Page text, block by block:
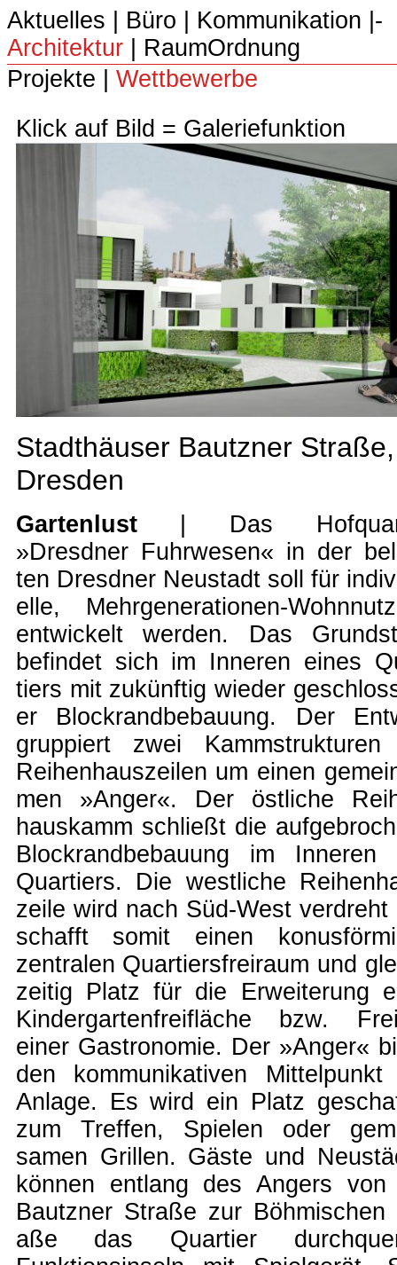
Aktuelles Büro Kommunikation |­
Architektur
RaumOrdnung
Projekte
Wettbewerbe
Klick auf Bild = Galeriefunktion
Stadthäuser Bautzner Straße,
Dresden
Gartenlust| Das
»Dresdner Fuhrwesen« in der
ten Dres­dner Neu­stadt soll für
el­le, Mehr­gen­er­ation­en-
entwickelt wer­den. Das
be­fin­det sich im In­ne­ren ein­es
tiers mit zu­künf­tig wie­der
er Block­rand­be­bau­ung. Der
grup­piert zwei
Rei­hen­haus­zei­len um ei­nen
men »Anger«. Der öst­liche
haus­kamm schließt die
Block­rand­be­bau­ung im In­neren
Quar­tiers. Die west­liche
zei­le wird nach Süd-West ver­dreht
schafft somit einen
zen­tralen Quar­tiers­frei­raum und
zeitig Platz für die Er­wei­ter­ung
Kin­der­gar­ten­frei­flä­che bzw.
einer Gast­ro­no­mie. Der »Anger«
den kom­mu­ni­kati­ven Mittel­punkt
An­lage. Es wird ein Platz
zum Tref­fen, Spie­len oder
samen Gril­len. Gäste und
kön­nen ent­lang des Angers von
Baut­zner Stra­­ße zur
aße das Quar­tier